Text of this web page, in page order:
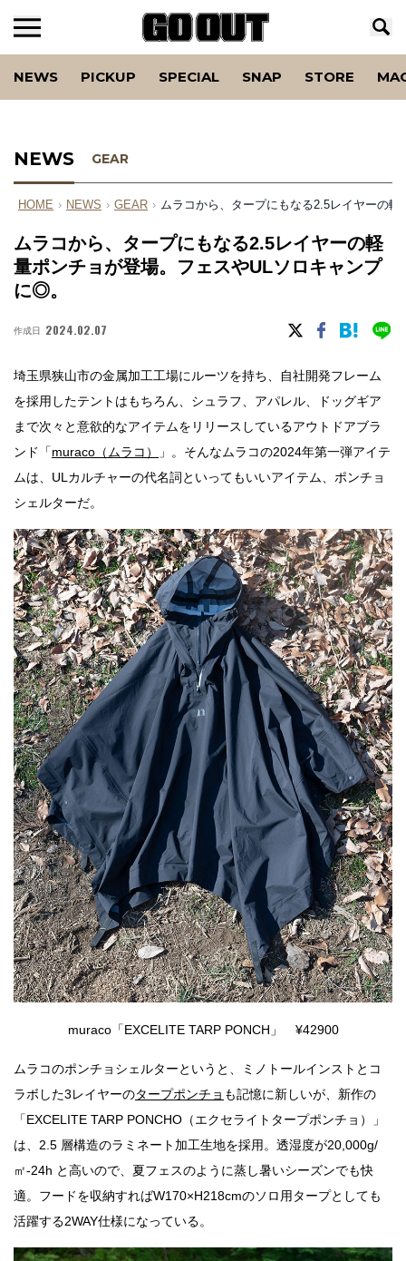
NEWS PICKUP SPECIAL SNAP STORE
NEWS GEAR
HOME › NEWS › GEAR › ムラコから、タープにもなる2.5レイヤーの
ムラコから、タープにもなる2.5レイヤーの軽
量ポンチョが登場。フェスやULソロキャンプ
に◎。
作成日 2024.02.07
埼玉県狭山市の金属加工工場にルーツを持ち、自社開発フレーム
を採用したテントはもちろん、シュラフ、アパレル、ドッグギア
まで次々と意欲的なアイテムをリリースしているアウトドアブラ
ンド「muraco（ムラコ）
」。そんなムラコの2024年第一弾アイテ
ムは、ULカルチャーの代名詞といってもいいアイテム、ポンチョ
シェルターだ。
muraco「EXCELITE TARP PONCH」 ¥42900
ムラコのポンチョシェルターというと、ミノトールインストとコ
ラボした3レイヤーのタープポンチョ も記憶に新しいが、新作の
「EXCELITE TARP PONCHO（エクセライトタープポンチョ）」
は、2.5 層構造のラミネート加工生地を採用。透湿度が20,000g/
㎡-24h と高いので、夏フェスのように蒸し暑いシーズンでも快
適。フードを収納すればW170×H218cmのソロ用タープとしても
活躍する2WAY仕様になっている。